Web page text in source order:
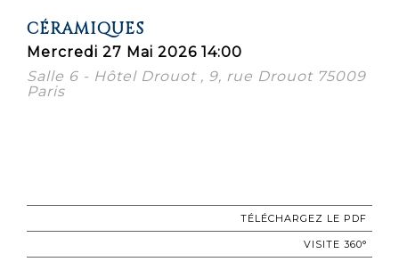
CÉRAMIQUES
Mercredi 27 Mai 2026 14:00
Salle 6 - Hôtel Drouot , 9, rue Drouot 75009
Paris
TÉLÉCHARGEZ LE PDF
VISITE 360°